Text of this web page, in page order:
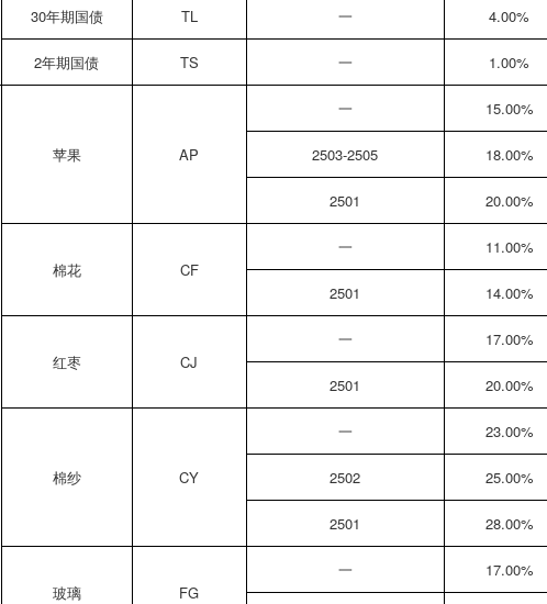
30年期国债 TL 一 4.00%
2年期国债 TS 一 1.00%
苹果 AP
一 15.00%
2503-2505 18.00%
2501 20.00%
棉花 CF
一 11.00%
2501 14.00%
红枣 CJ
一 17.00%
2501 20.00%
棉纱 CY
一 23.00%
2502 25.00%
2501 28.00%
玻璃 FG
一 17.00%